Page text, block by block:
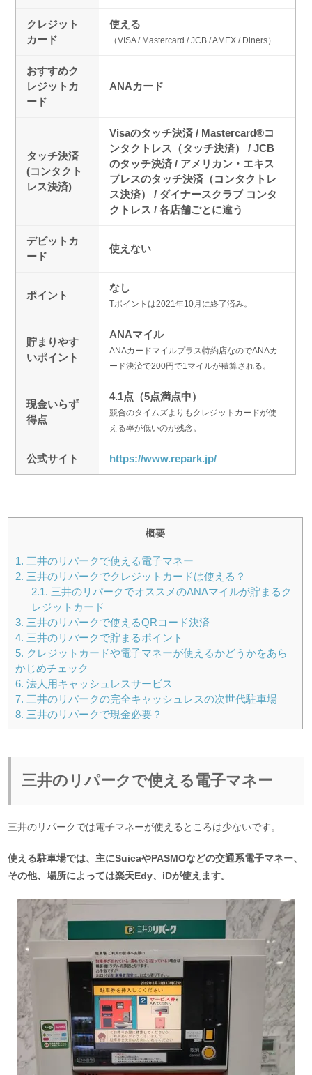
クレジット
カード
使える
（VISA / Mastercard / JCB / AMEX / Diners）
おすすめク
レジットカ
ード
ANAカード
タッチ決済
(コンタクト
レス決済)
Visaのタッチ決済 / Mastercard®コ
ンタクトレス（タッチ決済） / JCB
のタッチ決済 / アメリカン・エキス
プレスのタッチ決済（コンタクトレ
ス決済） / ダイナースクラブ コンタ
クトレス / 各店舗ごとに違う
デビットカ
ード
使えない
ポイント
なし
Tポイントは2021年10月に終了済み。
貯まりやす
いポイント
ANAマイル
ANAカードマイルプラス特約店なのでANAカ
ード決済で200円で1マイルが積算される。
現金いらず
得点
4.1点（5点満点中）
競合のタイムズよりもクレジットカードが使
える率が低いのが残念。
公式サイト https://www.repark.jp/
概要
1. 三井のリパークで使える電子マネー
2. 三井のリパークでクレジットカードは使える？
2.1. 三井のリパークでオススメのANAマイルが貯まるク
レジットカード
3. 三井のリパークで使えるQRコード決済
4. 三井のリパークで貯まるポイント
5. クレジットカードや電子マネーが使えるかどうかをあら
かじめチェック
6. 法人用キャッシュレスサービス
7. 三井のリパークの完全キャッシュレスの次世代駐車場
8. 三井のリパークで現金必要？
三井のリパークで使える電子マネー
三井のリパークでは電子マネーが使えるところは少ないです。
使える駐車場では、主にSuicaやPASMOなどの交通系電子マネー、
その他、場所によっては楽天Edy、iDが使えます。